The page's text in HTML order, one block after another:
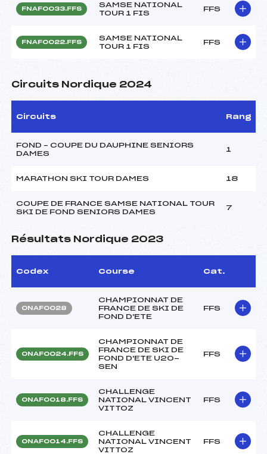
FNAF0033.FFS
SAMSE NATIONAL
TOUR 1 FIS
FFS
FNAF0022.FFS
SAMSE NATIONAL
TOUR 1 FIS
FFS
Circuits Nordique 2024
Circuits Rang
FOND – COUPE DU DAUPHINE SENIORS
DAMES
1
MARATHON SKI TOUR DAMES 18
COUPE DE FRANCE SAMSE NATIONAL TOUR
SKI DE FOND SENIORS DAMES
7
Résultats Nordique 2023
Codex Course Cat.
ONAF0028
CHAMPIONNAT DE
FRANCE DE SKI DE
FOND D'ETE
FFS
ONAF0024.FFS
CHAMPIONNAT DE
FRANCE DE SKI DE
FOND D'ETE U20-
SEN
FFS
ONAF0018.FFS
CHALLENGE
NATIONAL VINCENT
VITTOZ
FFS
ONAF0014.FFS
CHALLENGE
NATIONAL VINCENT
VITTOZ
FFS